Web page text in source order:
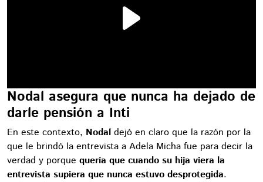
Nodal asegura que nunca ha dejado de
darle pensión a Inti
En este contexto, Nodal dejó en claro que la razón por la
que le brindó la entrevista a Adela Micha fue para decir la
verdad y porque quería que cuando su hija viera la
entrevista supiera que nunca estuvo desprotegida.